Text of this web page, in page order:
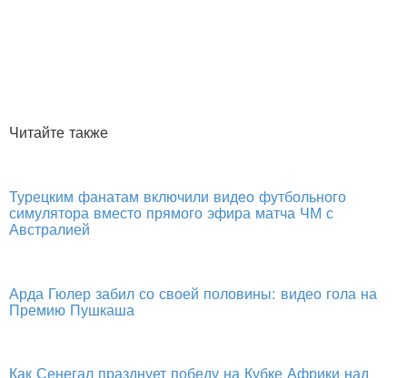
Читайте также
Турецким фанатам включили видео футбольного
симулятора вместо прямого эфира матча ЧМ с
Австралией
Арда Гюлер забил со своей половины: видео гола на
Премию Пушкаша
Как Сенегал празднует победу на Кубке Африки над